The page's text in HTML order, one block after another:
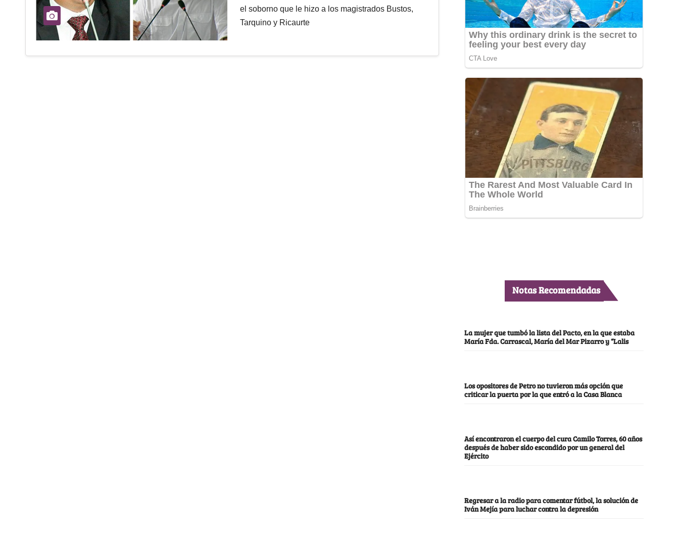
el soborno que le hizo a los magistrados Bustos,
Tarquino y Ricaurte
Notas Recomendadas
La mujer que tumbó la lista del Pacto, en la que estaba
María Fda. Carrascal, María del Mar Pizarro y “Lalis
Los opositores de Petro no tuvieron más opción que
criticar la puerta por la que entró a la Casa Blanca
Así encontraron el cuerpo del cura Camilo Torres, 60 años
después de haber sido escondido por un general del
Ejército
Regresar a la radio para comentar fútbol, la solución de
Iván Mejía para luchar contra la depresión